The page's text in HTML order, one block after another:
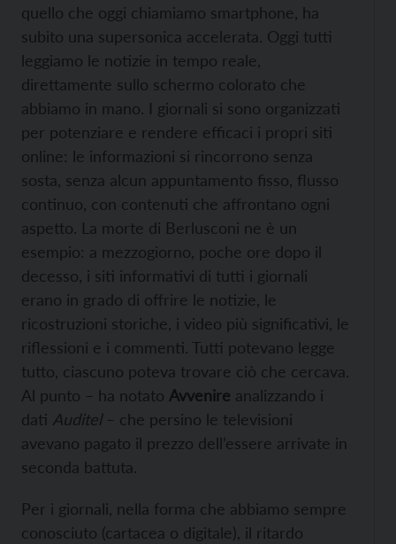
quello che oggi chiamiamo smartphone, ha
subito una supersonica accelerata. Oggi tutti
leggiamo le notizie in tempo reale,
direttamente sullo schermo colorato che
abbiamo in mano. I giornali si sono organizzati
per potenziare e rendere efficaci i propri siti
online: le informazioni si rincorrono senza
sosta, senza alcun appuntamento fisso, flusso
continuo, con contenuti che affrontano ogni
aspetto. La morte di Berlusconi ne è un
esempio: a mezzogiorno, poche ore dopo il
decesso, i siti informativi di tutti i giornali
erano in grado di offrire le notizie, le
ricostruzioni storiche, i video più significativi, le
riflessioni e i commenti. Tutti potevano legge
tutto, ciascuno poteva trovare ciò che cercava.
Al punto – ha notato Avvenire analizzando i
dati Auditel– che persino le televisioni
avevano pagato il prezzo dell’essere arrivate in
seconda battuta.
Per i giornali, nella forma che abbiamo sempre
conosciuto (cartacea o digitale), il ritardo